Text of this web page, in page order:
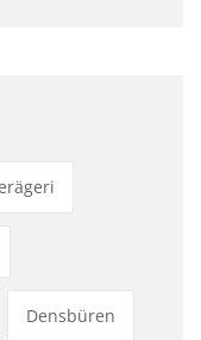
Densbüren